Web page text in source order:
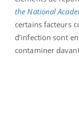
the National
certains facteurs
d’infection sont
contaminer